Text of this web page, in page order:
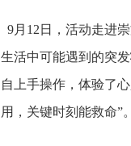
9月12日，活动走进
生活中可能遇到的突
自上手操作，体验了
用，关键时刻能救命”。